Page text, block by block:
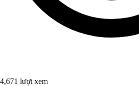
4,671 lượt xem